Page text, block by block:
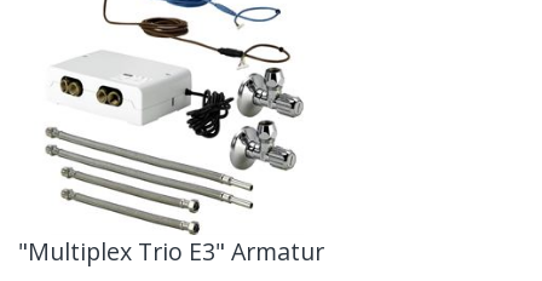
"Multiplex Trio E3" Armatur